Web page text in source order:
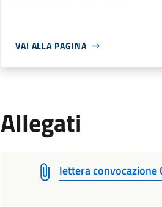
VAI ALLA PAGINA
Allegati
lettera convocazione